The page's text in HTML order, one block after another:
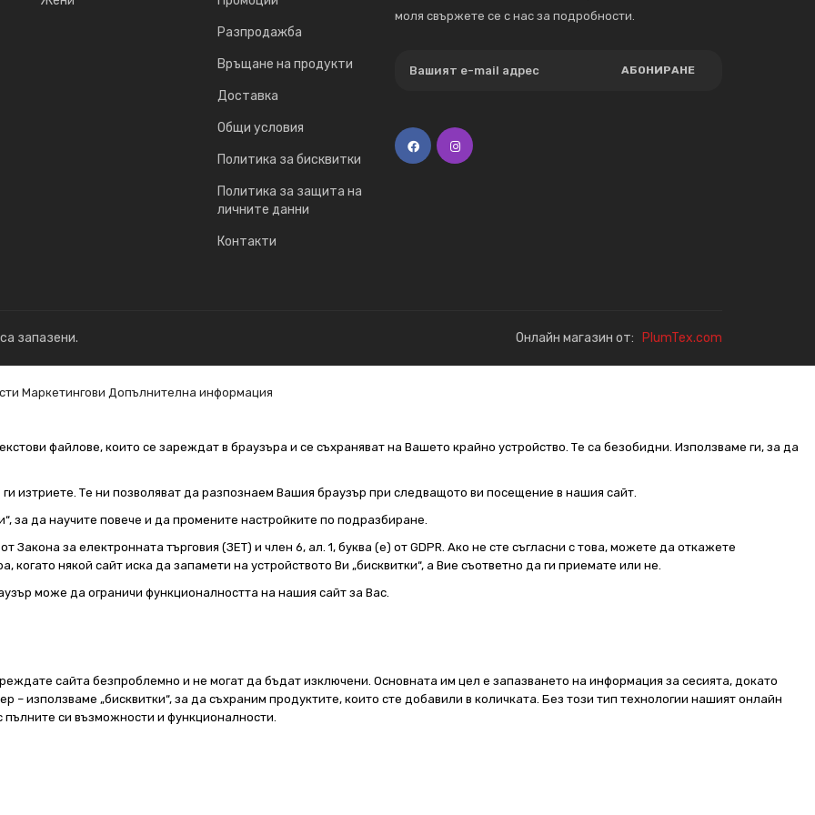
Разпродажба
Връщане на продукти
Доставка
Общи условия
Политика за бисквитки
Политика за защита на
личните данни
Контакти
моля свържете се с нас за подробности.
АБОНИРАНЕ
запазени. Онлайн магазин от: PlumTex.com
Маркетингови Допълнителна информация
файлове, които се зареждат в браузъра и се съхраняват на Вашето крайно устройство. Те са безобидни. Използваме ги, за да
ги изтриете. Те ни позволяват да разпознаем Вашия браузър при следващото ви посещение в нашия сайт.
за да научите повече и да промените настройките по подразбиране.
Закона за електронната търговия (ЗЕТ) и член 6, ал. 1, буква (е) от GDPR. Ако не сте съгласни с това, можете да откажете
някой сайт иска да запамети на устройството Ви „бисквитки“, а Вие съответно да ги приемате или не.
може да ограничи функционалността на нашия сайт за Вас.
сайта безпроблемно и не могат да бъдат изключени. Основната им цел е запазването на информация за сесията, докато
използваме „бисквитки“, за да съхраним продуктите, които сте добавили в количката. Без този тип технологии нашият онлайн
си възможности и функционалности.